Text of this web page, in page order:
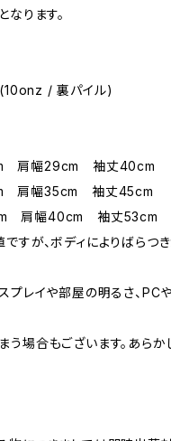
ります。
(10onz / 裏パイル)
肩幅29cm 袖丈40cm
肩幅35cm 袖丈45cm
肩幅40cm 袖丈53cm
すが、ボディによりばらつ
プレイや部屋の明るさ、PC
う場合もございます。あらか